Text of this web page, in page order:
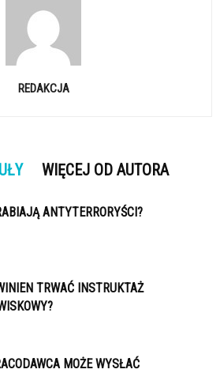
REDAKCJA
WIĘCEJ OD AUTORA
ANTYTERRORYŚCI?
TRWAĆ INSTRUKTAŻ
MOŻE WYSŁAĆ